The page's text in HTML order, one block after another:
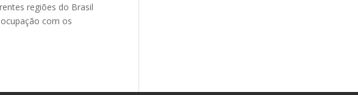
regiões do Brasil
com os